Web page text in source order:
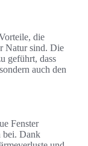
die
Natur sind. Die
geführt, dass
auch den
Fenster
bei. Dank